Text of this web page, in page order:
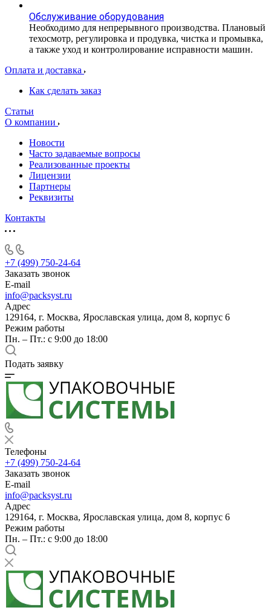
Обслуживание оборудования
Необходимо для непрерывного производства. Плановый
техосмотр, регулировка и продувка, чистка и промывка,
а также уход и контролирование исправности машин.
Оплата и доставка
Как сделать заказ
Статьи
О компании
Новости
Часто задаваемые вопросы
Реализованные проекты
Лицензии
Партнеры
Реквизиты
Контакты
+7 (499) 750-24-64
Заказать звонок
E-mail
info@packsyst.ru
Адрес
129164, г. Москва, Ярославская улица, дом 8, корпус 6
Режим работы
Пн. – Пт.: с 9:00 до 18:00
Подать заявку
Телефоны
+7 (499) 750-24-64
Заказать звонок
E-mail
info@packsyst.ru
Адрес
129164, г. Москва, Ярославская улица, дом 8, корпус 6
Режим работы
Пн. – Пт.: с 9:00 до 18:00